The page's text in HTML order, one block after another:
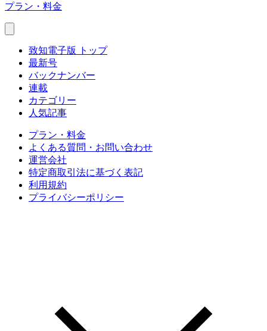
プラン・料金
致知電子版 トップ
最新号
バックナンバー
連載
カテゴリー
人気記事
プラン・料金
よくある質問・お問い合わせ
運営会社
特定商取引法に基づく表記
利用規約
プライバシーポリシー